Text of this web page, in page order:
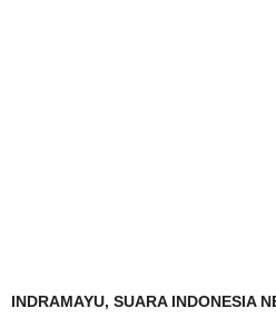
INDRAMAYU, SUARA INDONESIA